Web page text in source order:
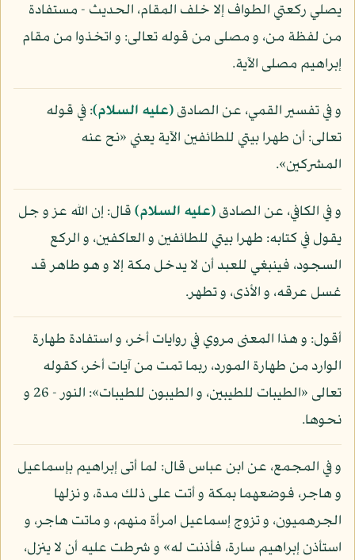
يصلي ركعتي الطواف إلا خلف المقام، الحديث - مستفادة
من لفظة من، و مصلى من قوله تعالى: و اتخذوا من مقام
إبراهيم مصلى الآية.
و في تفسير القمي، عن الصادق(عليه السلام): في قوله
تعالى: أن طهرا بيتي للطائفين الآية يعني «نح عنه
المشركين».
و في الكافي، عن الصادق(عليه السلام)قال: إن الله عز و جل
يقول في كتابه: طهرا بيتي للطائفين و العاكفين، و الركع
السجود، فينبغي للعبد أن لا يدخل مكة إلا و هو طاهر قد
غسل عرقه، و الأذى، و تطهر.
أقول: و هذا المعنى مروي في روايات أخر، و استفادة طهارة
الوارد من طهارة المورد، ربما تمت من آيات أخر، كقوله
تعالى «الطيبات للطيبين، و الطيبون للطيبات»: النور - 26 و
نحوها.
و في المجمع، عن ابن عباس قال: لما أتى إبراهيم بإسماعيل
و هاجر، فوضعهما بمكة و أتت على ذلك مدة، و نزلها
الجرهميون، و تزوج إسماعيل امرأة منهم، و ماتت هاجر، و
استأذن إبراهيم سارة، فأذنت له» و شرطت عليه أن لا ينزل،